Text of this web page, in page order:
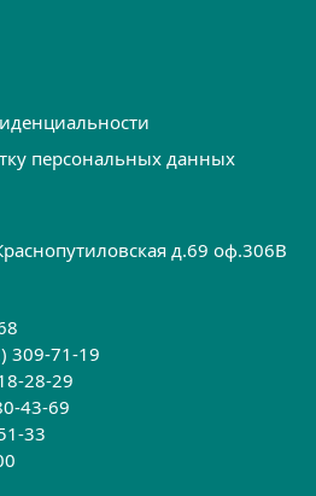
персональных данных
д.69 оф.306B
309-71-19
28-29
43-69
33